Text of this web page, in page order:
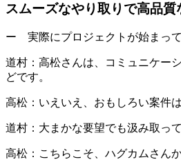
スムーズなやり取りで高品
ー 実際にプロジェクトが始まっ
道村： 高松さんは、コミュニケー
どです。
高松： いえいえ、おもしろい案件
道村：大まかな要望でも汲み取っ
高松： こちらこそ、ハグカムさん